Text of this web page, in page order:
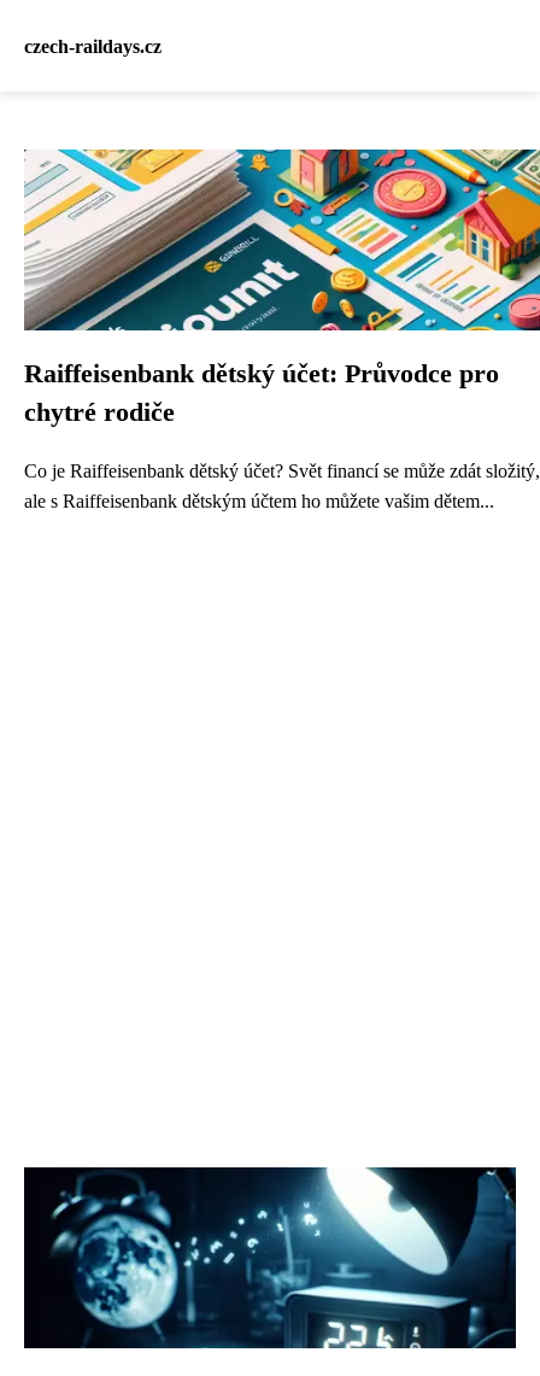
czech-raildays.cz
Raiffeisenbank dětský účet: Průvodce pro
chytré rodiče
Co je Raiffeisenbank dětský účet? Svět financí se může zdát složitý,
ale s Raiffeisenbank dětským účtem ho můžete vašim dětem...